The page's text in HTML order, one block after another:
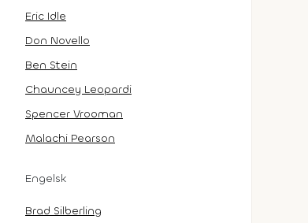
Eric Idle
Don Novello
Ben Stein
Chauncey Leopardi
Spencer Vrooman
Malachi Pearson
Engelsk
Brad Silberling